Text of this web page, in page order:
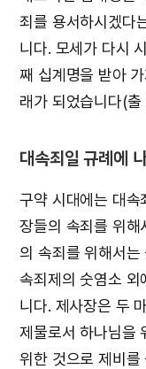
죄를 용서하시겠다
니다. 모세가 다시
째 십계명을 받아
래가 되었습니다(
대속죄일 규례에
구약 시대에는 대
장들의 속죄를 위해
의 속죄를 위해서는
속죄제의 숫염소 외
니다. 제사장은 두
제물로서 하나님을
위한 것으로 제비를